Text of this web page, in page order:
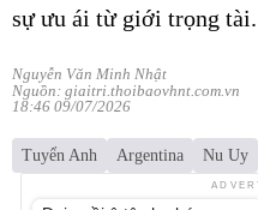
sự ưu ái từ giới trọng tài.
Nguyễn Văn Minh Nhật
Nguồn: giaitri.thoibaovhnt.com.vn
18:46 09/07/2026
Tuyển Anh Argentina Nu Uy